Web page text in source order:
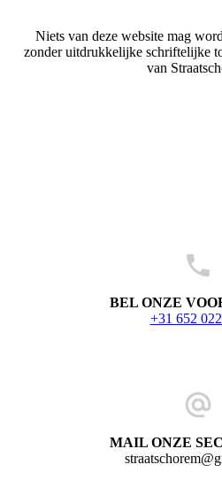
Niets van deze website mag
zonder uitdrukkelijke schriftelijke
van
BEL ONZE
+31 652
MAIL ONZE